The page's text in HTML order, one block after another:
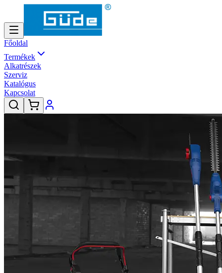
Főoldal
Termékek
Alkatrészek
Szerviz
Katalógus
Kapcsolat